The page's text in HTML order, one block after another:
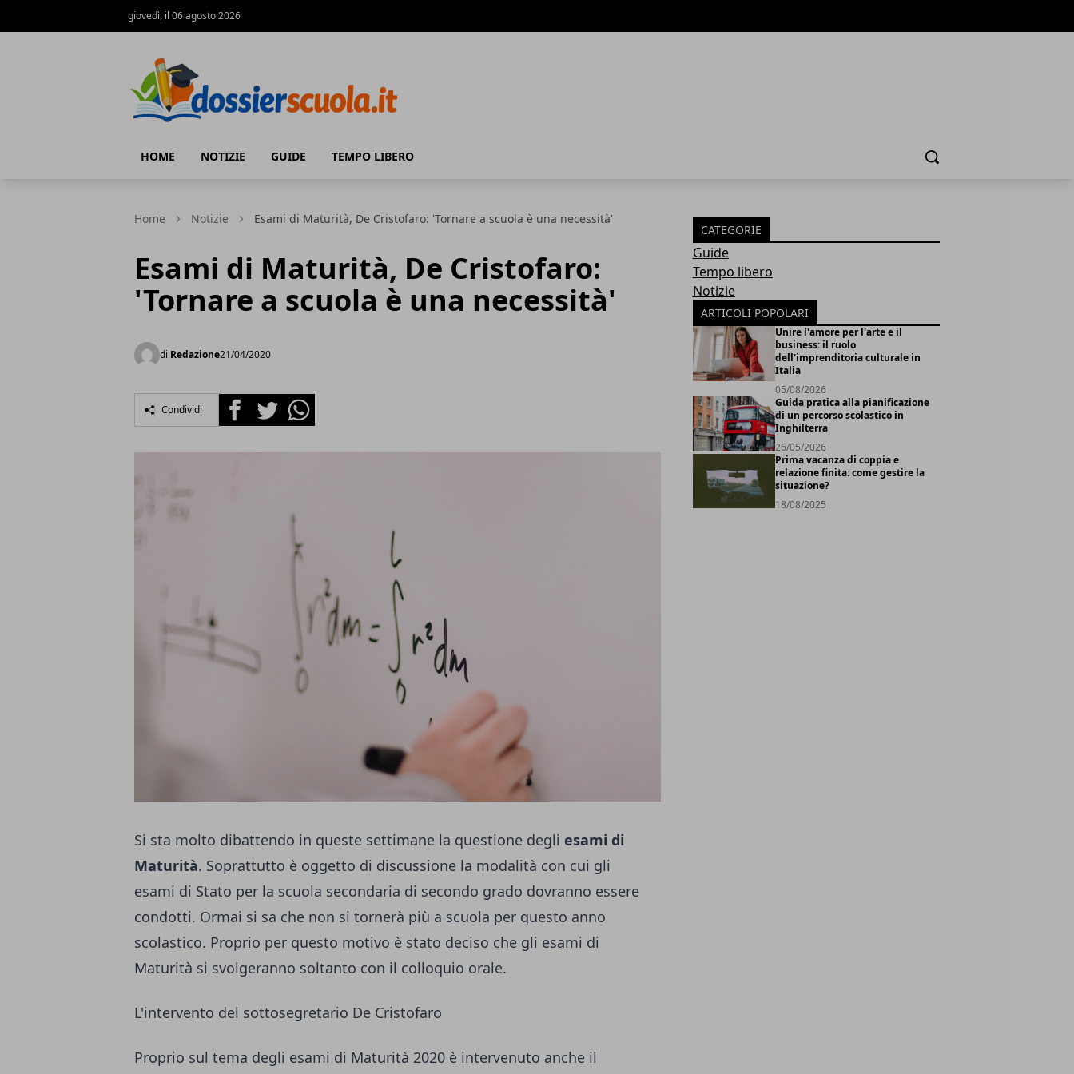
giovedì, il 06 agosto 2026
HOME NOTIZIE GUIDE TEMPO LIBERO Cerca
Home Notizie Esami di Maturità, De Cristofaro: 'Tornare a scuola è una necessità'
Esami di Maturità, De Cristofaro:
'Tornare a scuola è una necessità'
di Redazione21/04/2020
Condividi FacebookTwitterWhatsapp
Si sta molto dibattendo in queste settimane la questione degli esami di
Maturità. Soprattutto è oggetto di discussione la modalità con cui gli
esami di Stato per la scuola secondaria di secondo grado dovranno essere
condotti. Ormai si sa che non si tornerà più a scuola per questo anno
scolastico. Proprio per questo motivo è stato deciso che gli esami di
Maturità si svolgeranno soltanto con il colloquio orale.
L'intervento del sottosegretario De Cristofaro
Proprio sul tema degli esami di Maturità 2020 è intervenuto anche il
CATEGORIE
Guide
Tempo libero
Notizie
ARTICOLI POPOLARI
Unire l'amore per l'arte e il
business: il ruolo
dell'imprenditoria culturale in
Italia
05/08/2026
Guida pratica alla pianificazione
di un percorso scolastico in
Inghilterra
26/05/2026
Prima vacanza di coppia e
relazione finita: come gestire la
situazione?
18/08/2025